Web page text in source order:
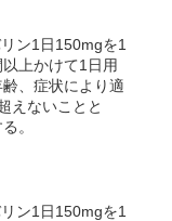
ン1日150mgを1
上かけて1日用
、症状により適
えないことと
。
ン1日150mgを1